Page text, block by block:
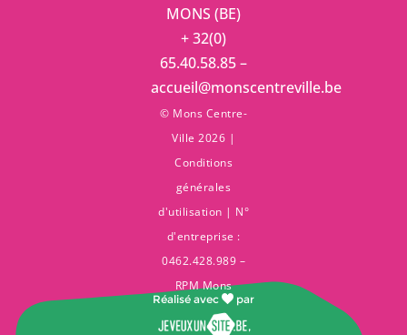
MONS (BE)
+ 32(0)
65.40.58.85 –
accueil@monscentreville.be
© Mons Centre-
Ville 2026 |
Conditions
générales
d'utilisation | N°
d'entreprise :
0462.428.989 –
RPM Mons
Réalisé avec par
,